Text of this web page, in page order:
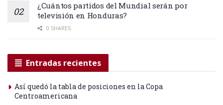
¿Cuántos partidos del Mundial serán por
televisión en Honduras?
0 SHARES
Entradas recientes
Así quedó la tabla de posiciones en la Copa
Centroamericana